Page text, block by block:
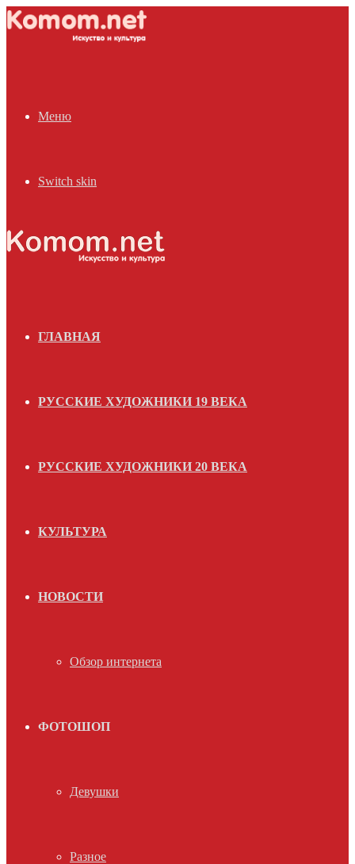
Меню
Switch skin
ГЛАВНАЯ
РУССКИЕ ХУДОЖНИКИ 19 ВЕКА
РУССКИЕ ХУДОЖНИКИ 20 ВЕКА
КУЛЬТУРА
НОВОСТИ
Обзор интернета
ФОТОШОП
Девушки
Разное